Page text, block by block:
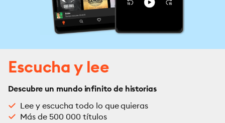
Escucha y lee
Descubre un mundo infinito de historias
Lee y escucha todo lo que quieras
Más de 500 000 títulos